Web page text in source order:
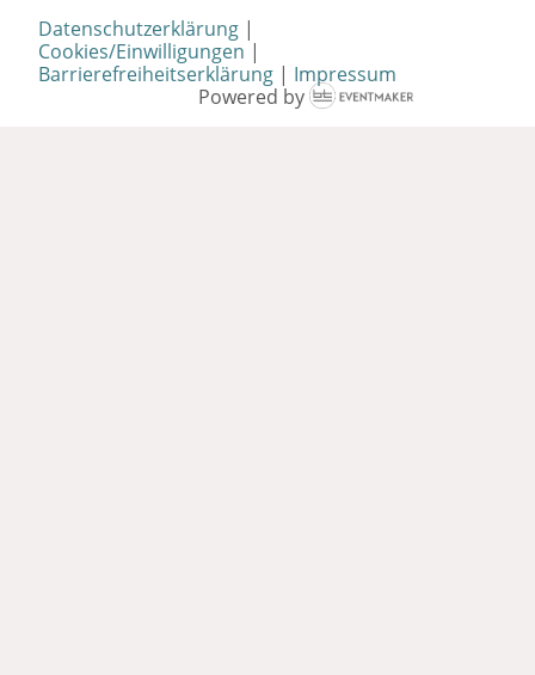
Datenschutzerklärung |
Cookies/Einwilligungen |
Barrierefreiheitserklärung | Impressum
Powered by